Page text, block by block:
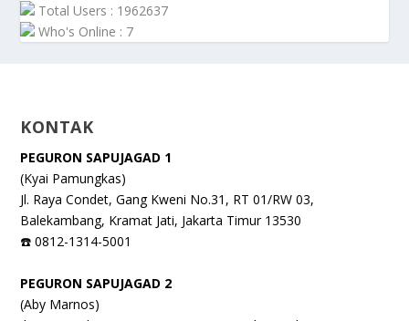
Total Users : 1962637
Who's Online : 7
KONTAK
PEGURON SAPUJAGAD 1
(Kyai Pamungkas)
Jl. Raya Condet, Gang Kweni No.31, RT 01/RW 03,
Balekambang, Kramat Jati, Jakarta Timur 13530
☎️ 0812-1314-5001
PEGURON SAPUJAGAD 2
(Aby Marnos)